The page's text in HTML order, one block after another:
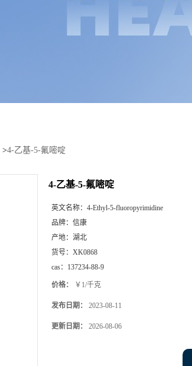
>4-乙基-5-氟嘧啶
4-乙基-5-氟嘧啶
英文名称： 4-Ethyl-5-fluoropyrimidine
品牌： 信康
产地： 湖北
货号： XK0868
cas： 137234-88-9
价格： ￥1/千克
发布日期： 2023-08-11
更新日期： 2026-08-06